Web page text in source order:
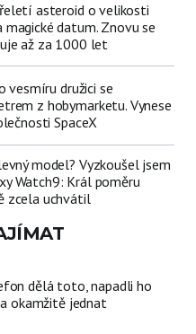
asteroid o velikosti
magické datum. Znovu se
až za 1000 let
vesmíru družici se
z hobymarketu. Vynese
SpaceX
model? Vyzkoušel jsem
Watch9: Král poměru
zcela uchvátil
dělá toto, napadli ho
okamžitě jednat